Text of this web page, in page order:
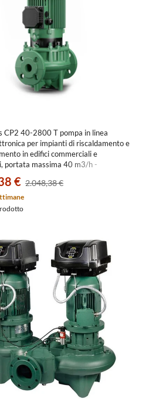
CP2 40-2800 T pompa in linea
per impianti di riscaldamento e
in edifici commerciali e
portata massima 40 m3/h -
€ 2.048,38 €